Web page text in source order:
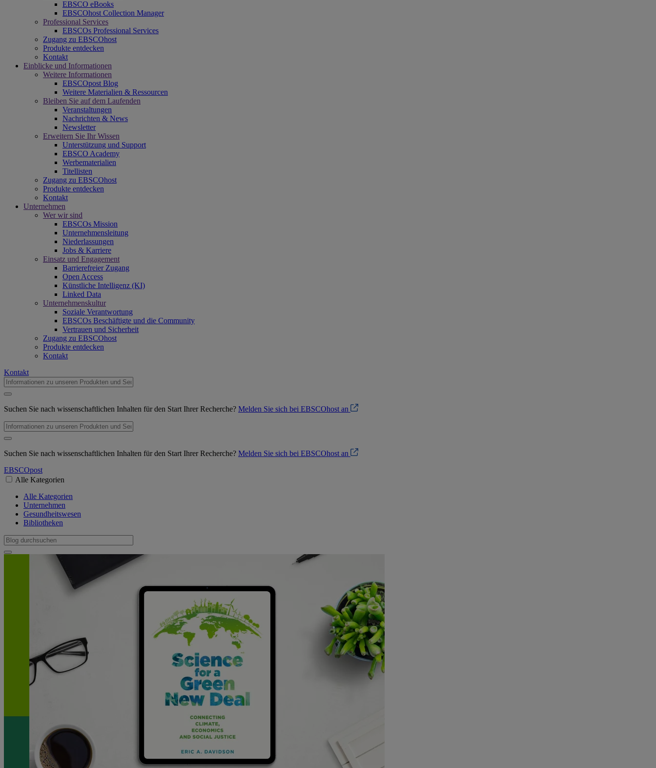
EBSCO eBooks
EBSCOhost Collection Manager
Professional Services
EBSCOs Professional Services
Zugang zu EBSCOhost
Produkte entdecken
Kontakt
Einblicke und Informationen
Weitere Informationen
EBSCOpost Blog
Weitere Materialien & Ressourcen
Bleiben Sie auf dem Laufenden
Veranstaltungen
Nachrichten & News
Newsletter
Erweitern Sie Ihr Wissen
Unterstützung und Support
EBSCO Academy
Werbematerialien
Titellisten
Zugang zu EBSCOhost
Produkte entdecken
Kontakt
Unternehmen
Wer wir sind
EBSCOs Mission
Unternehmensleitung
Niederlassungen
Jobs & Karriere
Einsatz und Engagement
Barrierefreier Zugang
Open Access
Künstliche Intelligenz (KI)
Linked Data
Unternehmenskultur
Soziale Verantwortung
EBSCOs Beschäftigte und die Community
Vertrauen und Sicherheit
Zugang zu EBSCOhost
Produkte entdecken
Kontakt
Kontakt
Suchen Sie nach wissenschaftlichen Inhalten für den Start Ihrer Recherche? Melden Sie sich bei EBSCOhost an
Suchen Sie nach wissenschaftlichen Inhalten für den Start Ihrer Recherche? Melden Sie sich bei EBSCOhost an
EBSCOpost
Alle Kategorien
Alle Kategorien
Unternehmen
Gesundheitswesen
Bibliotheken